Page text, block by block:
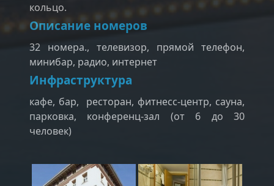
кольцо.
Описание номеров
32 номера., телевизор, прямой телефон,
минибар, радио, интернет
Инфраструктура
кафе, бар, ресторан, фитнесс-центр, сауна,
парковка, конференц-зал (от 6 до 30
человек)